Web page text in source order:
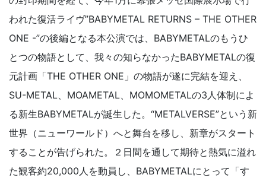
われた復活ライヴ”BABYMETAL RETURNS – THE OTHER
ONE -”の後編となる本公演では、BABYMETALのもうひ
とつの物語として、我々の知らなかったBABYMETALの復
元計画「THE OTHER ONE」の物語が遂に完結を迎え、
SU-METAL、MOAMETAL、MOMOMETALの3人体制によ
る新生BABYMETALが誕生した。“METALVERSE”という新
世界（ニューワールド）へと舞台を移し、新章がスタート
することが告げられた。２日間を通して期待と熱気に溢れ
た観客約20,000人を動員し、BABYMETALにとって「す